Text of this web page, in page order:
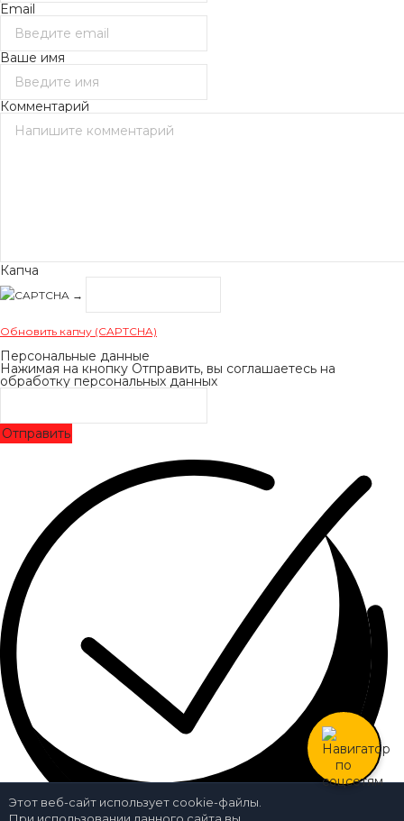
Этот веб-сайт использует cookie-файлы.
Email
Ваше имя
Комментарий
Капча
→
Обновить капчу (CAPTCHA)
Персональные данные
Нажимая на кнопку Отправить, вы соглашаетесь на
обработку персональных данных
Отправить